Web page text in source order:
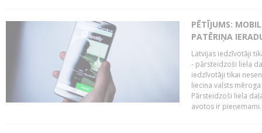
PĒTĪJUMS:
PATĒRIŅA
Latvijas iedzīvotāji
- pārsteidzoši liela
iedzīvotāji tikai
liecina valsts
Pārsteidzoši liela
avotos ir